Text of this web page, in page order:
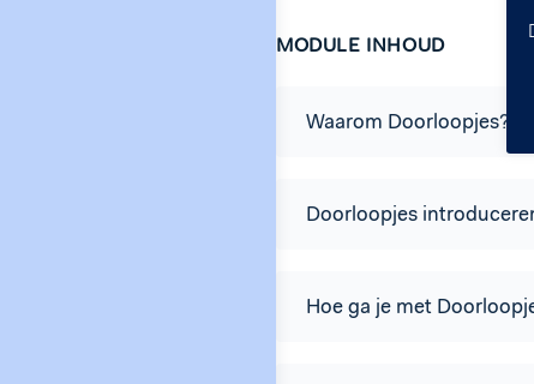
MODULE INHOUD
Waarom Doorloopjes?
Doorloopjes
Hoe ga je met